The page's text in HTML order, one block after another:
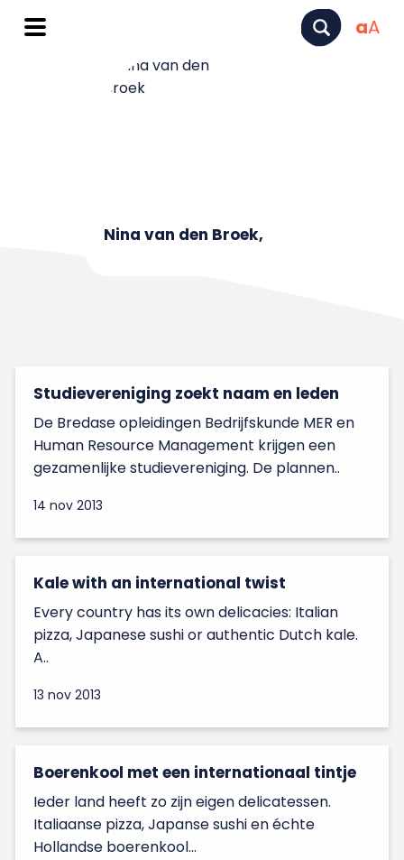
aA
Nina van den Broek,
Studievereniging zoekt naam en leden
De Bredase opleidingen Bedrijfskunde MER en
Human Resource Management krijgen een
gezamenlijke studievereniging. De plannen..
14 nov 2013
Kale with an international twist
Every country has its own delicacies: Italian
pizza, Japanese sushi or authentic Dutch kale.
A..
13 nov 2013
Boerenkool met een internationaal tintje
Ieder land heeft zo zijn eigen delicatessen.
Italiaanse pizza, Japanse sushi en échte
Hollandse boerenkool...